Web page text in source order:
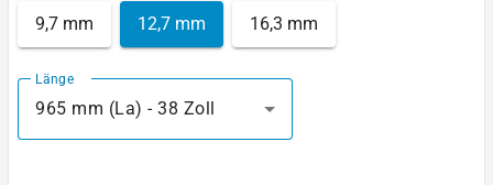
9,7 mm 12,7 mm 16,3 mm
Länge
965 mm (La) - 38 Zoll